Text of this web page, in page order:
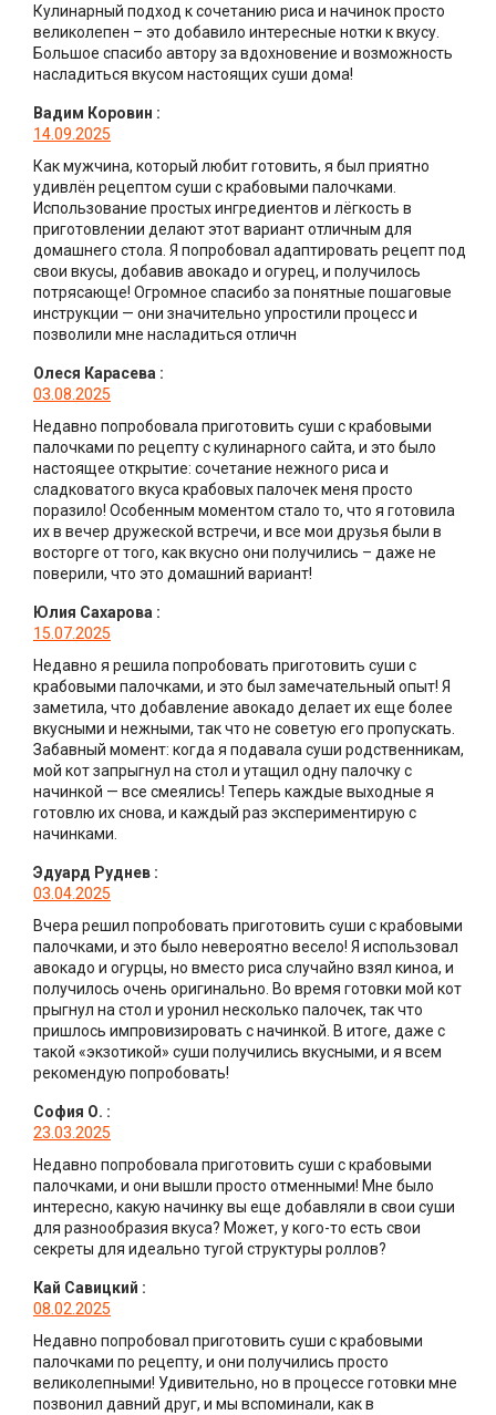
Кулинарный подход к сочетанию риса и начинок просто
великолепен – это добавило интересные нотки к вкусу.
Большое спасибо автору за вдохновение и возможность
насладиться вкусом настоящих суши дома!
Вадим Коровин :
14.09.2025
Как мужчина, который любит готовить, я был приятно
удивлён рецептом суши с крабовыми палочками.
Использование простых ингредиентов и лёгкость в
приготовлении делают этот вариант отличным для
домашнего стола. Я попробовал адаптировать рецепт под
свои вкусы, добавив авокадо и огурец, и получилось
потрясающе! Огромное спасибо за понятные пошаговые
инструкции — они значительно упростили процесс и
позволили мне насладиться отличн
Олеся Карасева :
03.08.2025
Недавно попробовала приготовить суши с крабовыми
палочками по рецепту с кулинарного сайта, и это было
настоящее открытие: сочетание нежного риса и
сладковатого вкуса крабовых палочек меня просто
поразило! Особенным моментом стало то, что я готовила
их в вечер дружеской встречи, и все мои друзья были в
восторге от того, как вкусно они получились – даже не
поверили, что это домашний вариант!
Юлия Сахарова :
15.07.2025
Недавно я решила попробовать приготовить суши с
крабовыми палочками, и это был замечательный опыт! Я
заметила, что добавление авокадо делает их еще более
вкусными и нежными, так что не советую его пропускать.
Забавный момент: когда я подавала суши родственникам,
мой кот запрыгнул на стол и утащил одну палочку с
начинкой — все смеялись! Теперь каждые выходные я
готовлю их снова, и каждый раз экспериментирую с
начинками.
Эдуард Руднев :
03.04.2025
Вчера решил попробовать приготовить суши с крабовыми
палочками, и это было невероятно весело! Я использовал
авокадо и огурцы, но вместо риса случайно взял киноа, и
получилось очень оригинально. Во время готовки мой кот
прыгнул на стол и уронил несколько палочек, так что
пришлось импровизировать с начинкой. В итоге, даже с
такой «экзотикой» суши получились вкусными, и я всем
рекомендую попробовать!
София О. :
23.03.2025
Недавно попробовала приготовить суши с крабовыми
палочками, и они вышли просто отменными! Мне было
интересно, какую начинку вы еще добавляли в свои суши
для разнообразия вкуса? Может, у кого-то есть свои
секреты для идеально тугой структуры роллов?
Кай Савицкий :
08.02.2025
Недавно попробовал приготовить суши с крабовыми
палочками по рецепту, и они получились просто
великолепными! Удивительно, но в процессе готовки мне
позвонил давний друг, и мы вспоминали, как в